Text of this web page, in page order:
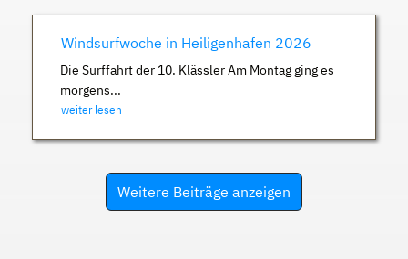
Windsurfwoche in Heiligenhafen 2026
Die Surffahrt der 10. Klässler Am Montag ging es
morgens...
weiter lesen
Weitere Beiträge anzeigen